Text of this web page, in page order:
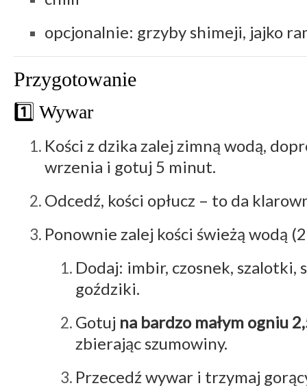
opcjonalnie: grzyby shimeji, jajko
Przygotowanie
1️⃣ Wywar
Kości z dzika zalej zimną wodą,
wrzenia i gotuj 5 minut.
Odcedź, kości opłucz – to da
Ponownie zalej kości świeżą wodą
Dodaj: imbir, czosnek, szalotki,
goździki.
Gotuj na bardzo małym ogniu
zbierając szumowiny.
Przecedź wywar i trzymaj